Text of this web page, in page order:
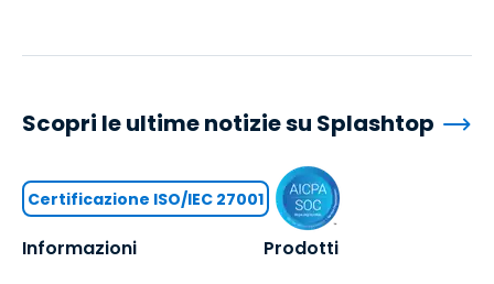
Informazioni Prodotti
Scopri le ultime notizie su Splashtop
Certificazione ISO/IEC 27001